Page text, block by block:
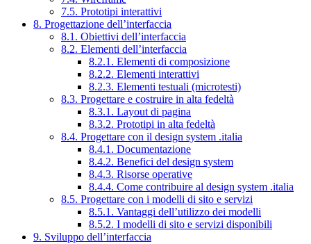
7.5. Prototipi interattivi
8. Progettazione dell’interfaccia
8.1. Obiettivi dell’interfaccia
8.2. Elementi dell’interfaccia
8.2.1. Elementi di composizione
8.2.2. Elementi interattivi
8.2.3. Elementi testuali (microtesti)
8.3. Progettare e costruire in alta fedeltà
8.3.1. Layout di pagina
8.3.2. Prototipi in alta fedeltà
8.4. Progettare con il design system .italia
8.4.1. Documentazione
8.4.2. Benefici del design system
8.4.3. Risorse operative
8.4.4. Come contribuire al design system .italia
8.5. Progettare con i modelli di sito e servizi
8.5.1. Vantaggi dell’utilizzo dei modelli
8.5.2. I modelli di sito e servizi disponibili
9. Sviluppo dell’interfaccia